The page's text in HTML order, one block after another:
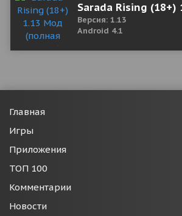
Sarada Rising
Версия: 1.13
Android 4.1
Главная
Игры
Приложения
ТОП 100
Комментарии
Новости